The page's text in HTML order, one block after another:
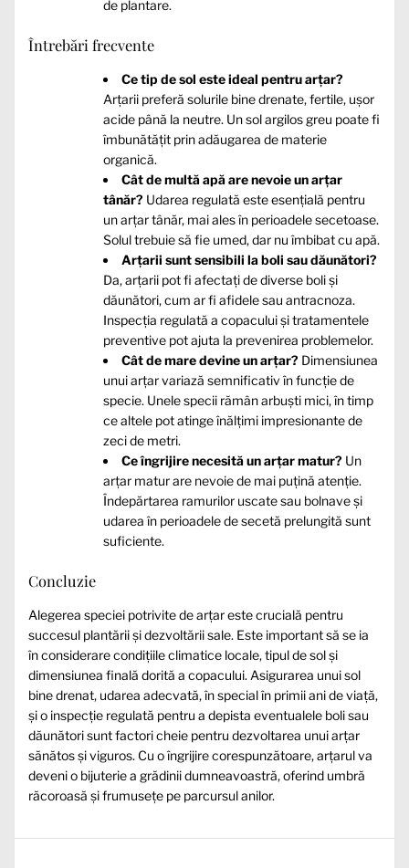
de plantare.
Întrebări frecvente
Ce tip de sol este ideal pentru arțar?
Arțarii preferă solurile bine drenate, fertile, ușor
acide până la neutre. Un sol argilos greu poate fi
îmbunătățit prin adăugarea de materie
organică.
Cât de multă apă are nevoie un arțar
tânăr? Udarea regulată este esențială pentru
un arțar tânăr, mai ales în perioadele secetoase.
Solul trebuie să fie umed, dar nu îmbibat cu apă.
Arțarii sunt sensibili la boli sau dăunători?
Da, arțarii pot fi afectați de diverse boli și
dăunători, cum ar fi afidele sau antracnoza.
Inspecția regulată a copacului și tratamentele
preventive pot ajuta la prevenirea problemelor.
Cât de mare devine un arțar? Dimensiunea
unui arțar variază semnificativ în funcție de
specie. Unele specii rămân arbuști mici, în timp
ce altele pot atinge înălțimi impresionante de
zeci de metri.
Ce îngrijire necesită un arțar matur? Un
arțar matur are nevoie de mai puțină atenție.
Îndepărtarea ramurilor uscate sau bolnave și
udarea în perioadele de secetă prelungită sunt
suficiente.
Concluzie
Alegerea speciei potrivite de arțar este crucială pentru
succesul plantării și dezvoltării sale. Este important să se ia
în considerare condițiile climatice locale, tipul de sol și
dimensiunea finală dorită a copacului. Asigurarea unui sol
bine drenat, udarea adecvată, în special în primii ani de viață,
și o inspecție regulată pentru a depista eventualele boli sau
dăunători sunt factori cheie pentru dezvoltarea unui arțar
sănătos și viguros. Cu o îngrijire corespunzătoare, arțarul va
deveni o bijuterie a grădinii dumneavoastră, oferind umbră
răcoroasă și frumusețe pe parcursul anilor.